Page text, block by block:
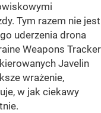
Tym razem nie jest
uderzenia drona
Weapons Tracker
Javelin
wrażenie,
w jak ciekawy